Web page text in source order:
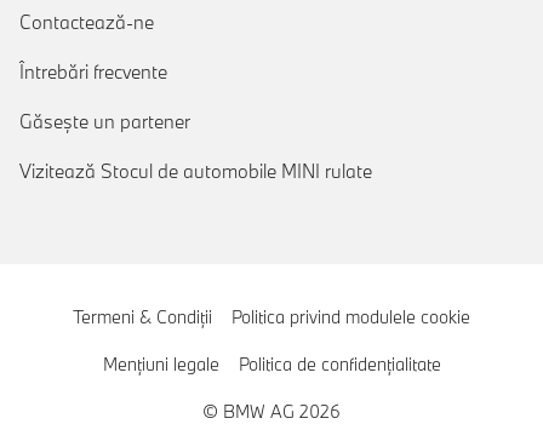
Contactează-ne
Întrebări frecvente
Găseşte un partener
Vizitează Stocul de automobile MINI rulate
Termeni & Condiţii Politica privind modulele cookie
Menţiuni legale Politica de confidenţialitate
© BMW AG 2026